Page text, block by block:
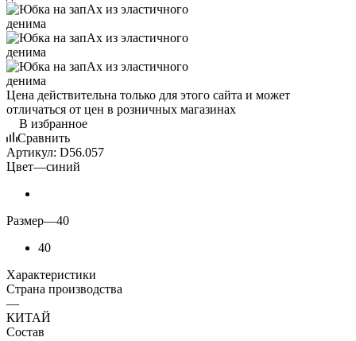
Цена действительна только для этого сайта и может
отличаться от цен в розничных магазинах
В избранное
Сравнить
Артикул: D56.057
Цвет—синий
Размер—40
40
Характеристики
Страна производства
—
КИТАЙ
Состав